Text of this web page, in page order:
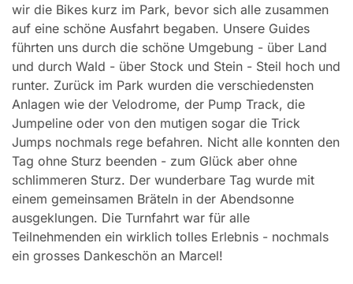
wir die Bikes kurz im Park, bevor sich alle zusammen
auf eine schöne Ausfahrt begaben. Unsere Guides
führten uns durch die schöne Umgebung - über Land
und durch Wald - über Stock und Stein - Steil hoch und
runter. Zurück im Park wurden die verschiedensten
Anlagen wie der Velodrome, der Pump Track, die
Jumpeline oder von den mutigen sogar die Trick
Jumps nochmals rege befahren. Nicht alle konnten den
Tag ohne Sturz beenden - zum Glück aber ohne
schlimmeren Sturz. Der wunderbare Tag wurde mit
einem gemeinsamen Bräteln in der Abendsonne
ausgeklungen. Die Turnfahrt war für alle
Teilnehmenden ein wirklich tolles Erlebnis - nochmals
ein grosses Dankeschön an Marcel!